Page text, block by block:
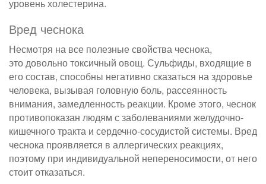
уровень холестерина.
Вред чеснока
Несмотря на все полезные свойства чеснока,
это довольно токсичный овощ. Сульфиды, входящие в
его состав, способны негативно сказаться на здоровье
человека, вызывая головную боль, рассеянность
внимания, замедленность реакции. Кроме этого, чеснок
противопоказан людям с заболеваниями желудочно-
кишечного тракта и сердечно-сосудистой системы. Вред
чеснока проявляется в аллергических реакциях,
поэтому при индивидуальной непереносимости, от него
стоит отказаться.